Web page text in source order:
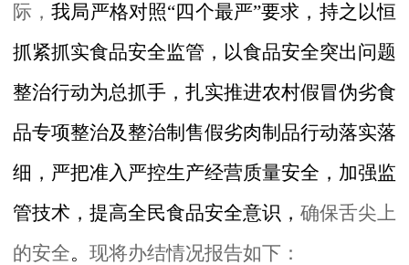
际，我局严格对照“四个最严”要求 ， 持之以恒
抓紧抓实食品安全监管， 以食品安全突出问题
整治行动为总抓手，扎实推进农村假冒伪劣食
品专项整治及整治制售假劣肉制品行动落实落
细， 严把准入严控生产经营质量安全，加强监
管技术，提高全民食品安全意识， 确保舌尖上
的安全。 现将办结情况报告如下：